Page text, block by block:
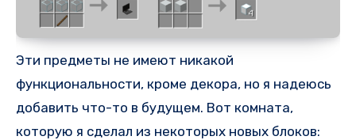
Эти предметы не имеют никакой
функциональности, кроме декора, но я надеюсь
добавить что-то в будущем. Вот комната,
которую я сделал из некоторых новых блоков: